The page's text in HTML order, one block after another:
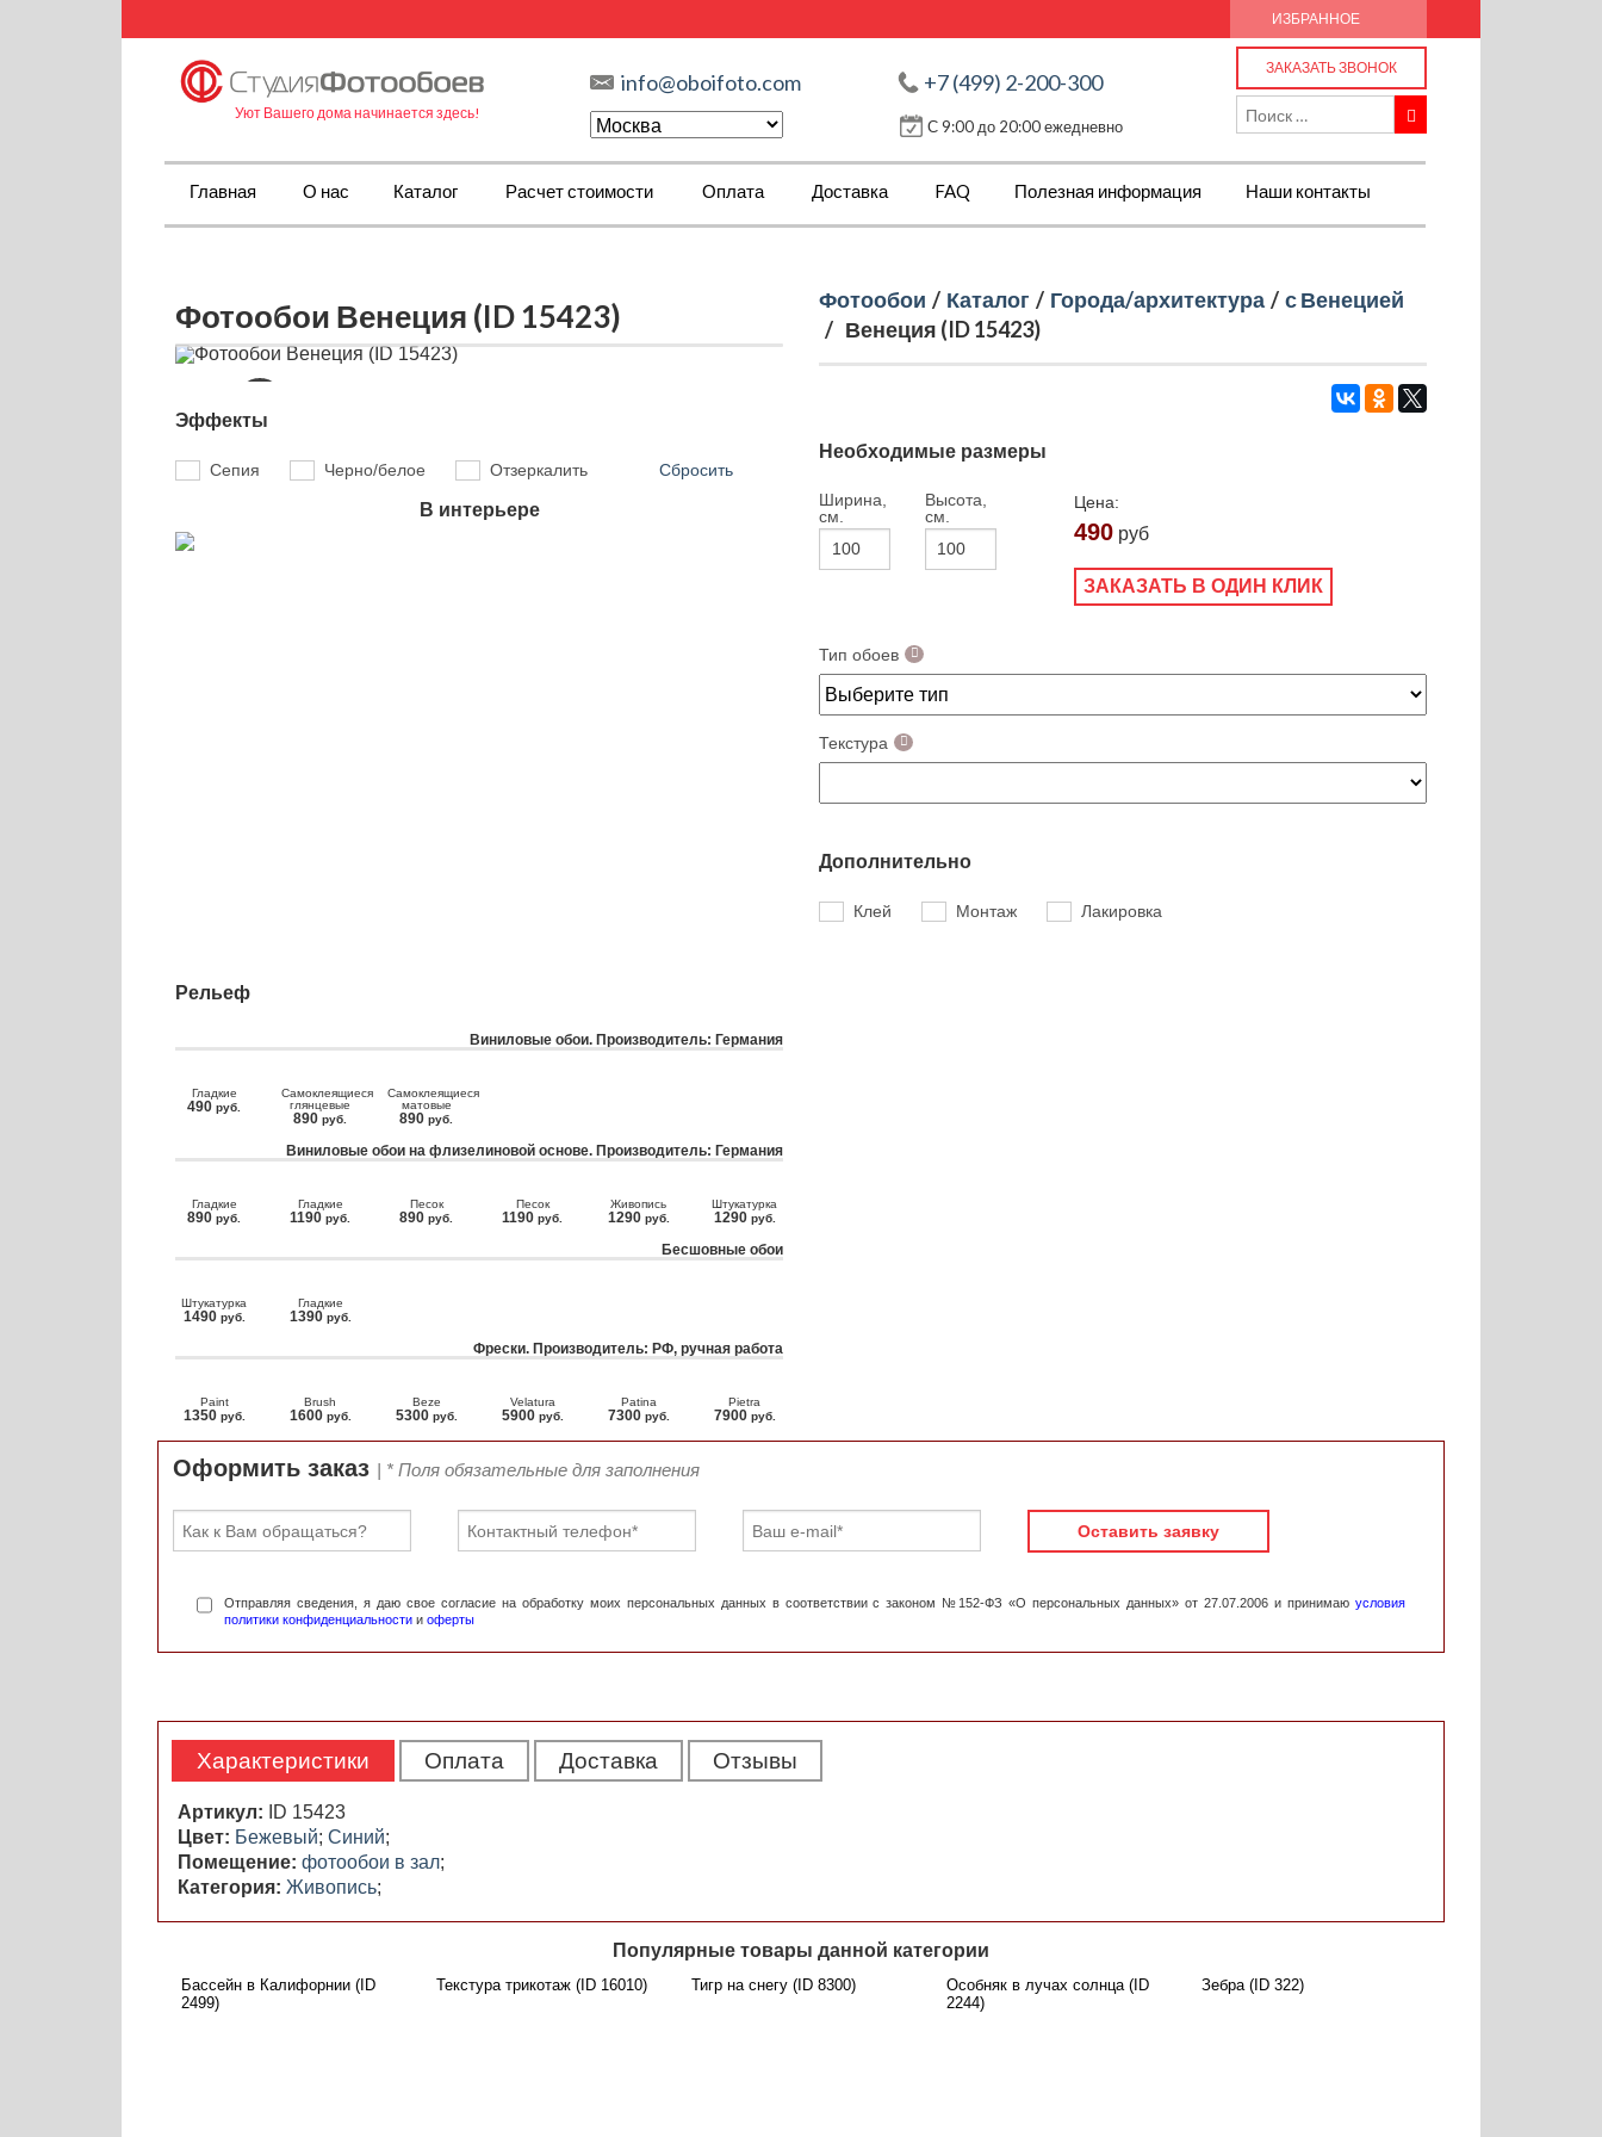
ИЗБРАННОЕ
Уют Вашего дома начинается здесь!
info@oboifoto.com +7 (499) 2-200-300
С 9:00 до 20:00 ежедневно
ЗАКАЗАТЬ ЗВОНОК
Главная О нас Каталог Расчет стоимости Оплата Доставка FAQ Полезная информация Наши контакты
Фотообои Венеция (ID 15423)
Эффекты
Сепия Черно/белое Отзеркалить Сбросить
В интерьере
Фотообои / Каталог / Города/архитектура / с Венецией
/ Венеция (ID 15423)
Необходимые размеры
Ширина,
см.
Высота,
см.
Цена:
490 руб
ЗАКАЗАТЬ В ОДИН КЛИК
Тип обоев
Текстура
Дополнительно
Клей Монтаж Лакировка
Рельеф
Виниловые обои. Производитель: Германия
Гладкие
490 руб.
Самоклеящиеся
глянцевые
890 руб.
Самоклеящиеся
матовые
890 руб.
Виниловые обои на флизелиновой основе. Производитель: Германия
Гладкие
890 руб.
Гладкие
1190 руб.
Песок
890 руб.
Песок
1190 руб.
Живопись
1290 руб.
Штукатурка
1290 руб.
Бесшовные обои
Штукатурка
1490 руб.
Гладкие
1390 руб.
Фрески. Производитель: РФ, ручная работа
Paint
1350 руб.
Brush
1600 руб.
Beze
5300 руб.
Velatura
5900 руб.
Patina
7300 руб.
Pietra
7900 руб.
Оформить заказ | * Поля обязательные для заполнения
Оставить заявку
Отправляя сведения, я даю свое согласие на обработку моих персональных данных в соответствии с законом №152-ФЗ «О персональных данных» от 27.07.2006 и принимаю условия
политики конфиденциальности и оферты
Характеристики Оплата Доставка Отзывы
Артикул:
ID 15423
Цвет: Бежевый; Синий;
Помещение: фотообои в зал;
Категория: Живопись;
Популярные товары данной категории
Бассейн в Калифорнии (ID
2499)
Текстура трикотаж (ID 16010) Тигр на снегу (ID 8300)
Особняк в лучах солнца (ID
2244)
Зебра (ID 322)